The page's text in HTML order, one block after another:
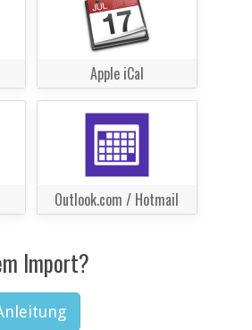
Apple iCal
Outlook.com / Hotmail
Import?